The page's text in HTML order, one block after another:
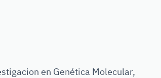
en Genética Molecular,